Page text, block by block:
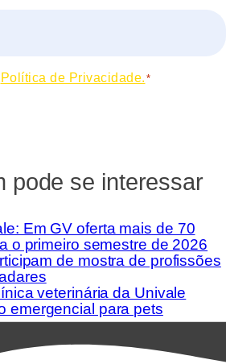
Política de Privacidade. *
pode se interessar
Em GV oferta mais de 70
o primeiro semestre de 2026
de mostra de profissões
veterinária da Univale
emergencial para pets